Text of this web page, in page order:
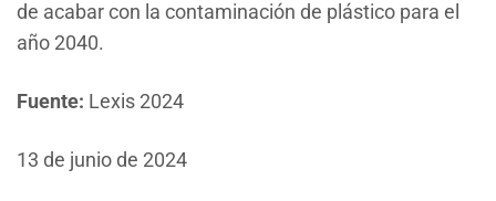
de acabar con la contaminación de plástico para el
año 2040.
Fuente: Lexis 2024
13 de junio de 2024